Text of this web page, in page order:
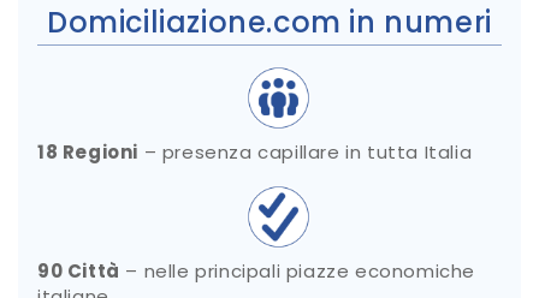
Domiciliazione.com in numeri
18 Regioni – presenza capillare in tutta Italia
90 Città – nelle principali piazze economiche